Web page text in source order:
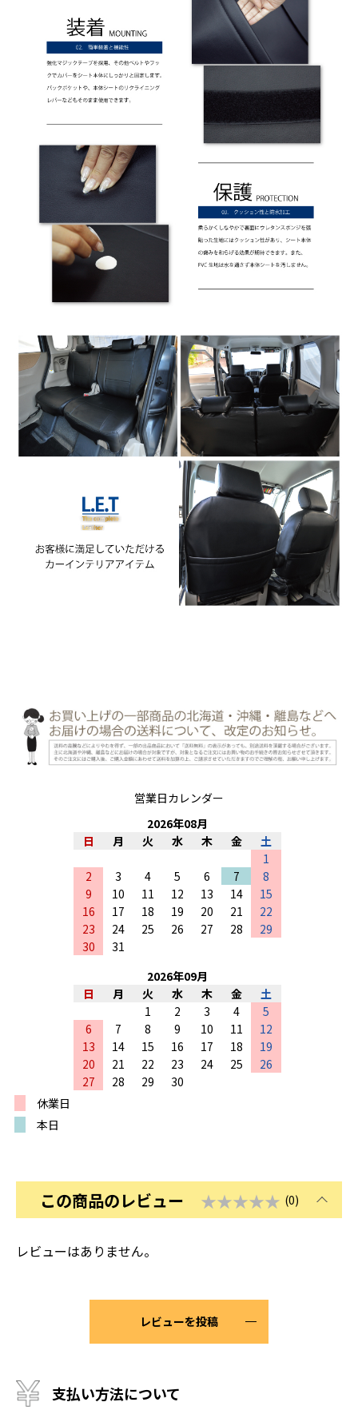
営業日カレンダー
2026年08月
日
月 火 水 木 金
土
1
2
3 4 5 6 7
8
9
10 11 12 13 14
15
16
17 18 19 20 21
22
23
24 25 26 27 28
29
30
31
2026年09月
日
月 火 水 木 金
土
1
2 3 4
5
6
7 8 9 10 11
12
13
14 15 16 17 18
19
20
21 22 23 24 25
26
27
28 29
30
休業日
本日
この商品のレビュー ★★★★★ (0)
レビューはありません。
レビューを投稿
支払い方法について